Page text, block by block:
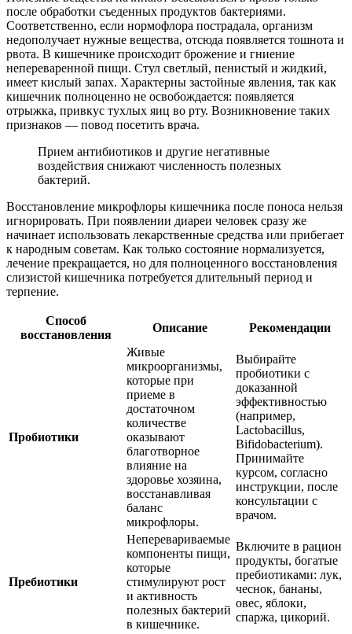
после обработки съеденных продуктов бактериями.
Соответственно, если нормофлора пострадала, организм
недополучает нужные вещества, отсюда появляется тошнота и
рвота. В кишечнике происходит брожение и гниение
непереваренной пищи. Стул светлый, пенистый и жидкий,
имеет кислый запах. Характерны застойные явления, так как
кишечник полноценно не освобождается: появляется
отрыжка, привкус тухлых яиц во рту. Возникновение таких
признаков — повод посетить врача.
Прием антибиотиков и другие негативные
воздействия снижают численность полезных
бактерий.
Восстановление микрофлоры кишечника после поноса нельзя
игнорировать. При появлении диареи человек сразу же
начинает использовать лекарственные средства или прибегает
к народным советам. Как только состояние нормализуется,
лечение прекращается, но для полноценного восстановления
слизистой кишечника потребуется длительный период и
терпение.
Способ
восстановления
Описание Рекомендации
Пробиотики
Живые
микроорганизмы,
которые при
приеме в
достаточном
количестве
оказывают
благотворное
влияние на
здоровье хозяина,
восстанавливая
баланс
микрофлоры.
Выбирайте
пробиотики с
доказанной
эффективностью
(например,
Lactobacillus,
Bifidobacterium).
Принимайте
курсом, согласно
инструкции, после
консультации с
врачом.
Пребиотики
Неперевариваемые
компоненты пищи,
которые
стимулируют рост
и активность
полезных бактерий
в кишечнике.
Включите в рацион
продукты, богатые
пребиотиками: лук,
чеснок, бананы,
овес, яблоки,
спаржа, цикорий.